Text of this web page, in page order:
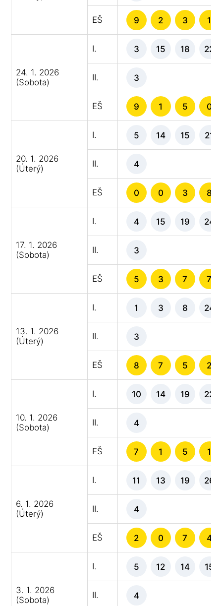
EŠ 9 2 3 1
24. 1. 2026
(Sobota)
I. 3 15 18 22
II. 3
EŠ 9 1 5 0
20. 1. 2026
(Úterý)
I. 5 14 15 21
II. 4
EŠ 0 0 3 8
17. 1. 2026
(Sobota)
I. 4 15 19 24
II. 3
EŠ 5 3 7 7
13. 1. 2026
(Úterý)
I. 1 3 8 24
II. 3
EŠ 8 7 5 2
10. 1. 2026
(Sobota)
I. 10 14 19 22
II. 4
EŠ 7 1 5 1
6. 1. 2026
(Úterý)
I. 11 13 19 26
II. 4
EŠ 2 0 7 4
3. 1. 2026
(Sobota)
I. 5 12 14 15
II. 4